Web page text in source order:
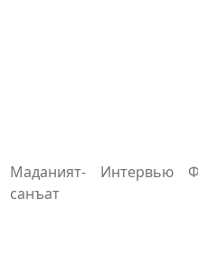
Маданият-
санъат
Интервью